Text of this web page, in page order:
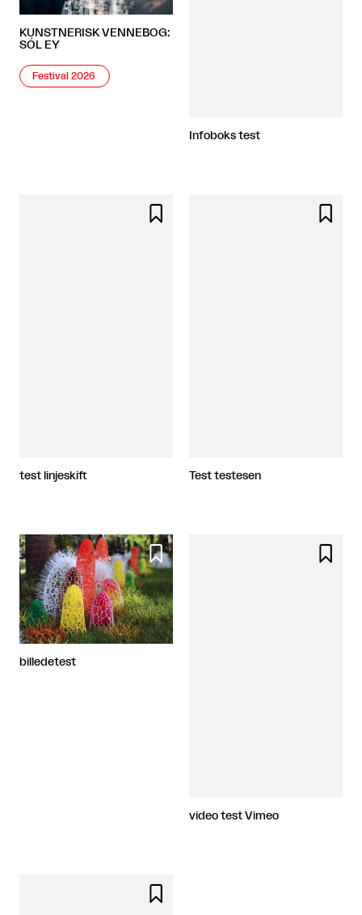
KUNSTNERISK VENNEBOG:
SÓL EY
Festival 2026
Infoboks test

test linjeskift

Test testesen

billedetest

video test Vimeo
